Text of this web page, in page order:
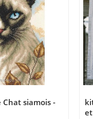
siamois -